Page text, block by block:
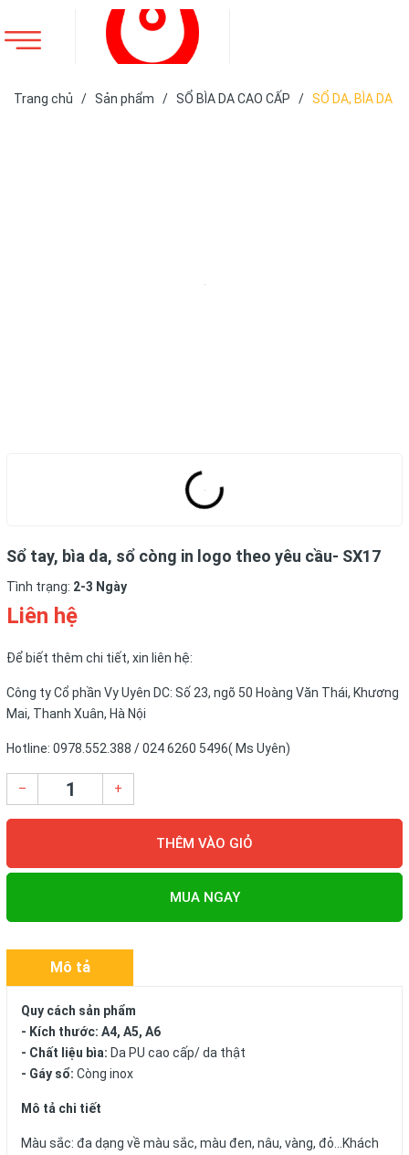
Trang chủ / Sản phẩm / SỔ BÌA DA CAO CẤP / SỔ DA, BÌA DA
Sổ tay, bìa da, sổ còng in logo theo yêu cầu- SX17
Tình trạng: 2-3 Ngày
Liên hệ
Để biết thêm chi tiết, xin liên hệ:
Công ty Cổ phần Vy Uyên DC: Số 23, ngõ 50 Hoàng Văn Thái, Khương
Mai, Thanh Xuân, Hà Nội
Hotline: 0978.552.388 / 024 6260 5496( Ms Uyên)
– +
THÊM VÀO GIỎ
MUA NGAY
Mô tả
Quy cách sản phẩm
- Kích thước: A4, A5, A6
- Chất liệu bìa: Da PU cao cấp/ da thật
- Gáy sổ: Còng inox
Mô tả chi tiết
Màu sắc: đa dạng về màu sắc, màu đen, nâu, vàng, đỏ...Khách